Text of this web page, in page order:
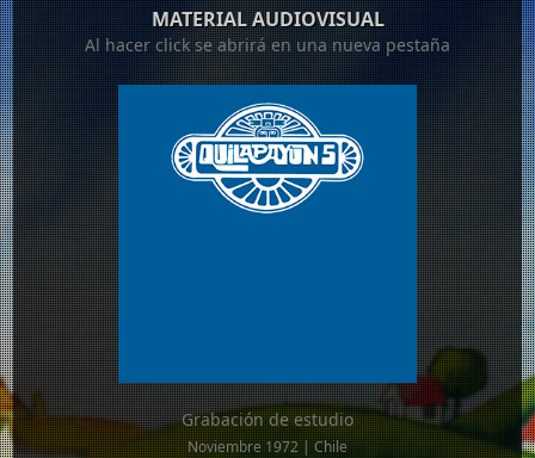
MATERIAL AUDIOVISUAL
Al hacer click se abrirá en una nueva pestaña
Grabación de estudio
Noviembre 1972 | Chile